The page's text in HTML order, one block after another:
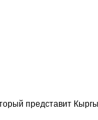
представит